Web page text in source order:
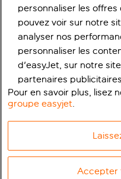
personnaliser les
pouvez voir sur notre
analyser nos
personnaliser les
d'easyJet, sur notre
partenaires
Pour en savoir plus, lisez
groupe easyjet.
Accepter